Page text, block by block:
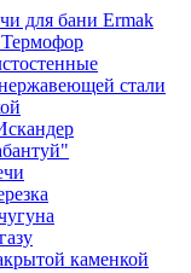
для бани Ermak
стали
каменкой